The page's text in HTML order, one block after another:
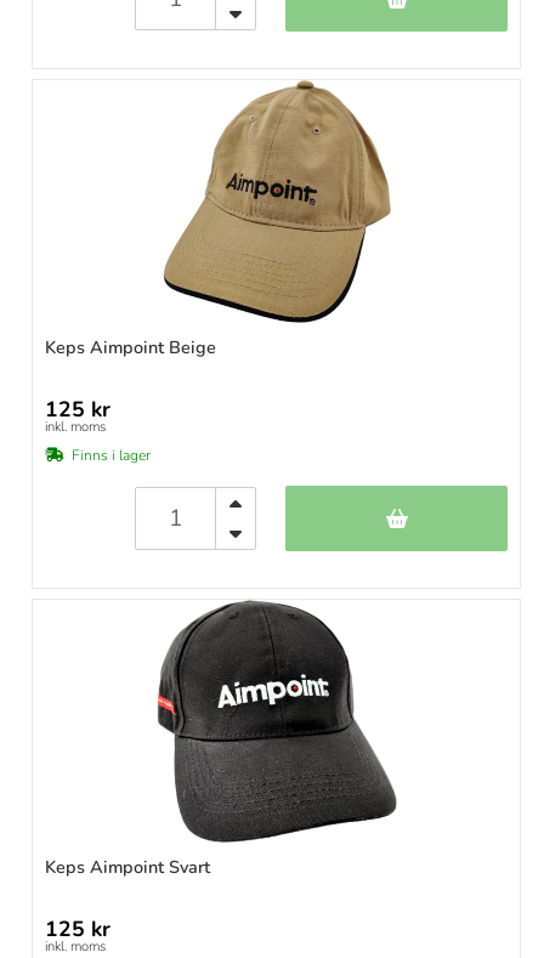
Keps Aimpoint Beige
125 kr
inkl. moms
Finns i lager
Keps Aimpoint Svart
125 kr
inkl. moms